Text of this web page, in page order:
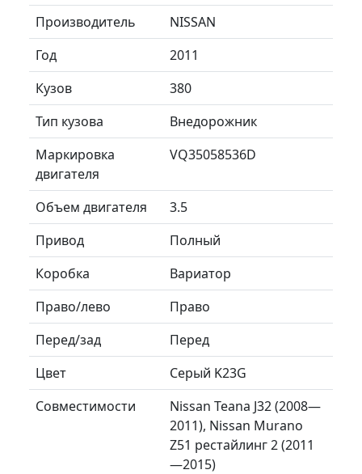
Производитель
NISSAN
Год
2011
Кузов
380
Тип кузова
Внедорожник
Маркировка
двигателя
VQ35058536D
Объем двигателя
3.5
Привод
Полный
Коробка
Вариатор
Право/лево
Право
Перед/зад
Перед
Цвет
Серый K23G
Совместимости
Nissan Teana J32 (2008—
2011), Nissan Murano
Z51 рестайлинг 2 (2011
—2015)